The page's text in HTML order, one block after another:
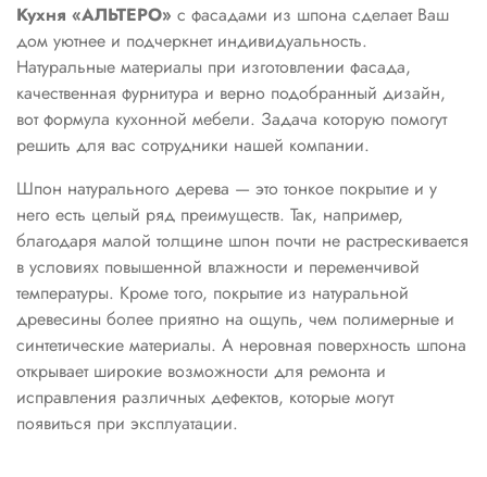
Кухня «АЛЬТЕРО» с фасадами из шпона сделает Ваш
дом уютнее и подчеркнет индивидуальность.
Натуральные материалы при изготовлении фасада,
качественная фурнитура и верно подобранный дизайн,
вот формула кухонной мебели. Задача которую помогут
решить для вас сотрудники нашей компании.
Шпон натурального дерева — это тонкое покрытие и у
него есть целый ряд преимуществ. Так, например,
благодаря малой толщине шпон почти не растрескивается
в условиях повышенной влажности и переменчивой
температуры. Кроме того, покрытие из натуральной
древесины более приятно на ощупь, чем полимерные и
синтетические материалы. А неровная поверхность шпона
открывает широкие возможности для ремонта и
исправления различных дефектов, которые могут
появиться при эксплуатации.